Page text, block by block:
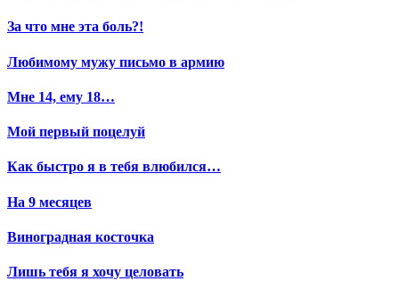
За что мне эта боль?!
Любимому мужу письмо в армию
Мне 14, ему 18…
Мой первый поцелуй
Как быстро я в тебя влюбился…
На 9 месяцев
Виноградная косточка
Лишь тебя я хочу целовать